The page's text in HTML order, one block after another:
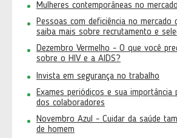
Mulheres contemporâneas no
Pessoas com deficiência no mercado
saiba mais sobre recrutamento e
Dezembro Vermelho - O que você
sobre o HIV e a AIDS?
Invista em segurança no trabalho
Exames periódicos e sua importância
dos colaboradores
Novembro Azul - Cuidar da saúde
de homem